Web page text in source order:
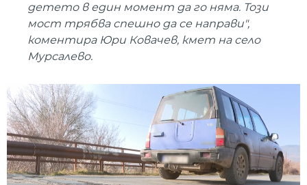
детето в един момент да го няма. Този
мост трябва спешно да се направи",
коментира Юри Ковачев, кмет на село
Мурсалево.